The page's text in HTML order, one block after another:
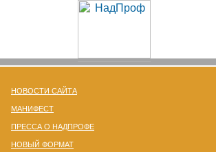
НОВОСТИ САЙТА
МАНИФЕСТ
ПРЕССА О НАДПРОФЕ
НОВЫЙ ФОРМАТ